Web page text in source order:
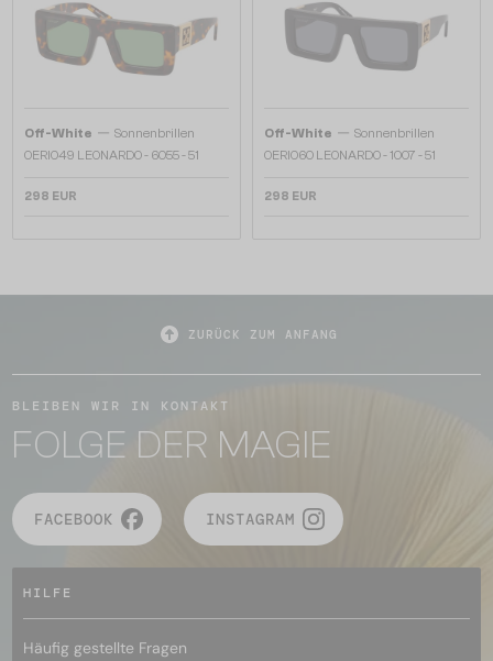
Off-White — Sonnenbrillen
OERI049 LEONARDO - 6055 - 51
298 EUR
Off-White — Sonnenbrillen
OERI060 LEONARDO - 1007 - 51
298 EUR
ZURÜCK ZUM ANFANG
BLEIBEN WIR IN KONTAKT
FOLGE DER MAGIE
FACEBOOK INSTAGRAM
HILFE
Häufig gestellte Fragen